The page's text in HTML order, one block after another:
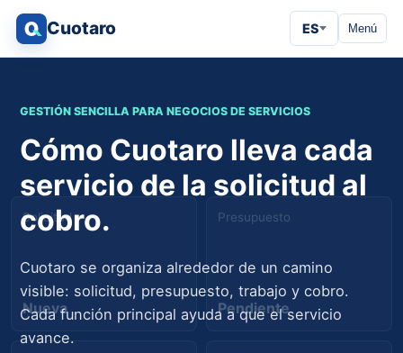
Cuotaro ES Menú
Solicitud
Nueva
Presupuesto
Pendiente
GESTIÓN SENCILLA PARA NEGOCIOS DE SERVICIOS
Cómo Cuotaro lleva cada
servicio de la solicitud al
cobro.
Cuotaro se organiza alrededor de un camino
visible: solicitud, presupuesto, trabajo y cobro.
Cada función principal ayuda a que el servicio
avance.